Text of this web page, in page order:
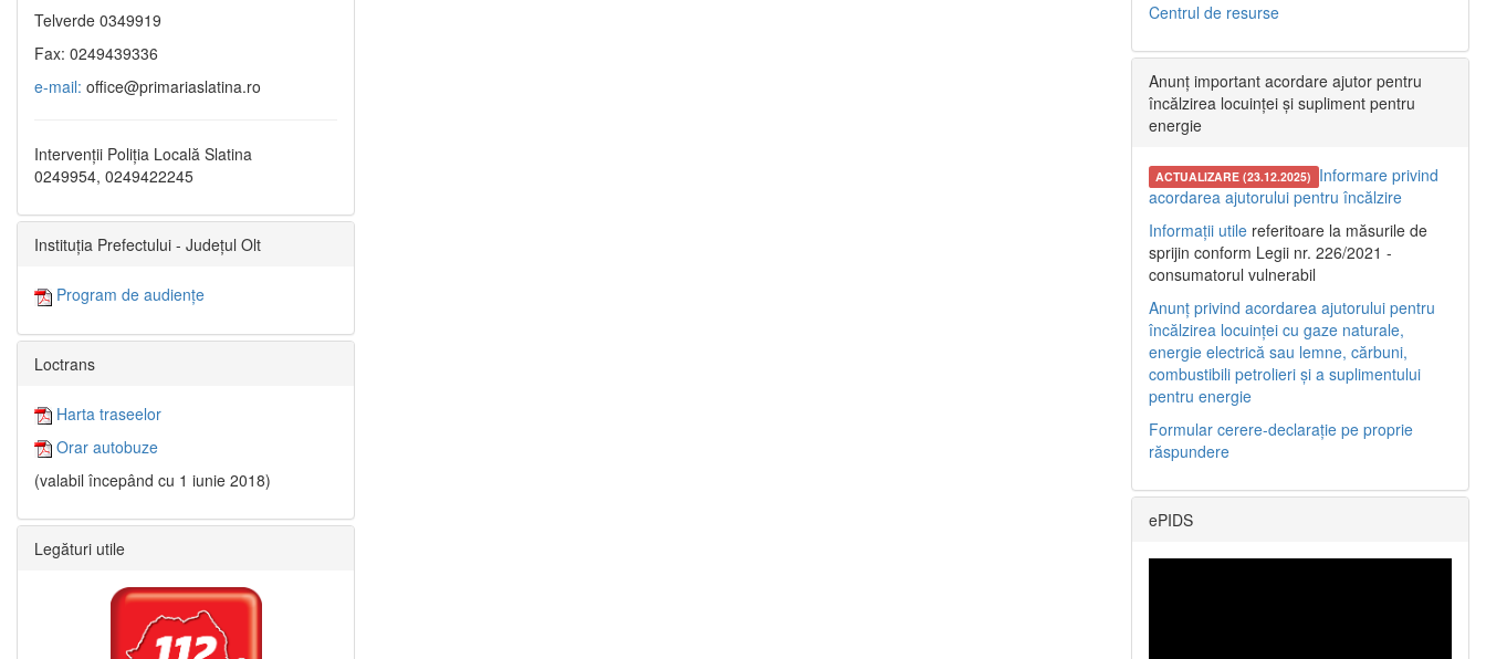
Telverde 0349919
Fax: 0249439336
e-mail: office@primariaslatina.ro
Intervenții Poliția Locală Slatina
0249954, 0249422245
Instituția Prefectului - Județul Olt
Program de audiențe
Loctrans
Harta traseelor
Orar autobuze
(valabil începând cu 1 iunie 2018)
Legături utile
Centrul de resurse
Anunț important acordare ajutor pentru
încălzirea locuinței și supliment pentru
energie
ACTUALIZARE (23.12.2025) Informare privind
acordarea ajutorului pentru încălzire
Informații utile referitoare la măsurile de
sprijin conform Legii nr. 226/2021 -
consumatorul vulnerabil
Anunț privind acordarea ajutorului pentru
încălzirea locuinței cu gaze naturale,
energie electrică sau lemne, cărbuni,
combustibili petrolieri și a suplimentului
pentru energie
Formular cerere-declarație pe proprie
răspundere
ePIDS